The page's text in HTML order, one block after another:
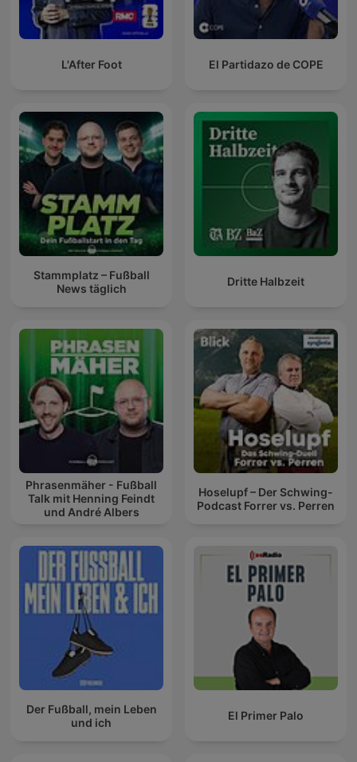
L'After Foot El Partidazo de COPE
Stammplatz – Fußball
News täglich
Dritte Halbzeit
Phrasenmäher - Fußball
Talk mit Henning Feindt
und André Albers
Hoselupf – Der Schwing-
Podcast Forrer vs. Perren
Der Fußball, mein Leben
und ich
El Primer Palo